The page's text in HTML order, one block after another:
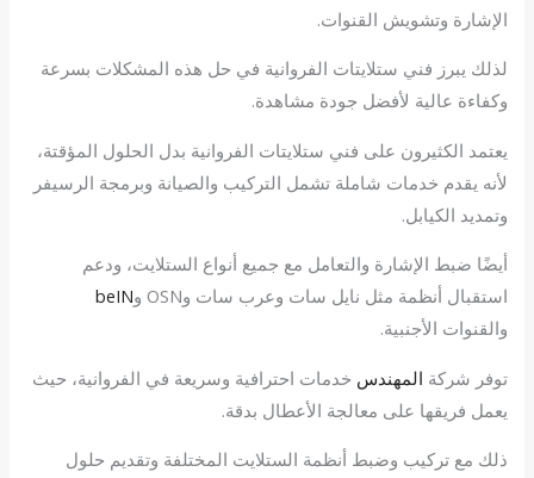
الإشارة وتشويش القنوات.
لذلك يبرز فني ستلايتات الفروانية في حل هذه المشكلات بسرعة
وكفاءة عالية لأفضل جودة مشاهدة.
يعتمد الكثيرون على فني ستلايتات الفروانية بدل الحلول المؤقتة،
لأنه يقدم خدمات شاملة تشمل التركيب والصيانة وبرمجة الرسيفر
وتمديد الكيابل.
أيضًا ضبط الإشارة والتعامل مع جميع أنواع الستلايت، ودعم
استقبال أنظمة مثل نايل سات وعرب سات وOSN و
beIN
والقنوات الأجنبية.
توفر شركة المهندس خدمات احترافية وسريعة في الفروانية، حيث
يعمل فريقها على معالجة الأعطال بدقة.
ذلك مع تركيب وضبط أنظمة الستلايت المختلفة وتقديم حلول